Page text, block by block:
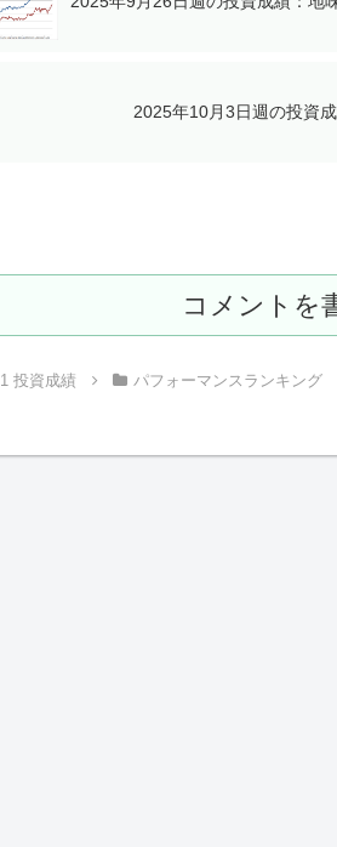
2025年10月3日週の投資
コメントを
1 投資成績 パフォーマンスランキング